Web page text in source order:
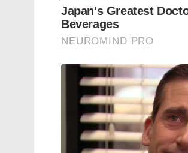
പറ്റി ഭാരതത്തിനെതിരെ
ഇന്ത്യൻ സൈന്യം